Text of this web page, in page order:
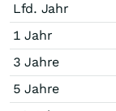
Lfd. Jahr
1 Jahr
3 Jahre
5 Jahre